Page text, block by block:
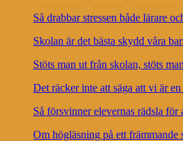
Så drabbar stressen både lärare
Skolan är det bästa skydd våra
Stöts man ut från skolan, stöts
Det räcker inte att säga att vi är en
Så försvinner elevernas rädsla för
Om högläsning på ett främmande